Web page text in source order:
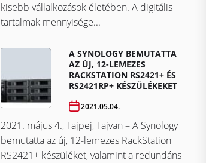
kisebb vállalkozások életében. A digitális
tartalmak mennyisége...
A SYNOLOGY BEMUTATTA
AZ ÚJ, 12-LEMEZES
RACKSTATION RS2421+ ÉS
RS2421RP+ KÉSZÜLÉKEKET
2021.05.04.
2021. május 4., Tajpej, Tajvan – A Synology
bemutatta az új, 12-lemezes RackStation
RS2421+ készüléket, valamint a redundáns